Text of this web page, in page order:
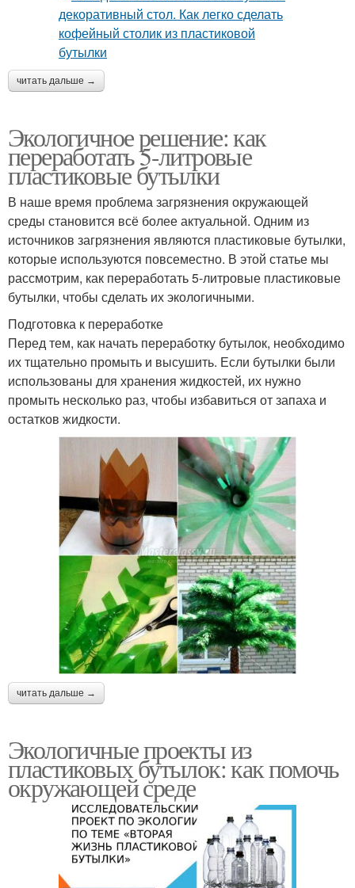
читать дальше →
Экологичное решение: как
переработать 5-литровые
пластиковые бутылки
В наше время проблема загрязнения окружающей
среды становится всё более актуальной. Одним из
источников загрязнения являются пластиковые бутылки,
которые используются повсеместно. В этой статье мы
рассмотрим, как переработать 5-литровые пластиковые
бутылки, чтобы сделать их экологичными.
Подготовка к переработке
Перед тем, как начать переработку бутылок, необходимо
их тщательно промыть и высушить. Если бутылки были
использованы для хранения жидкостей, их нужно
промыть несколько раз, чтобы избавиться от запаха и
остатков жидкости.
читать дальше →
Экологичные проекты из
пластиковых бутылок: как помочь
окружающей среде